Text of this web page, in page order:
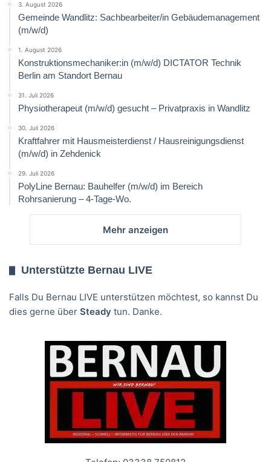
3. August 2026
Gemeinde Wandlitz: Sachbearbeiter/in Gebäudemanagement
(m/w/d)
1. August 2026
Konstruktionsmechaniker:in (m/w/d) DICTATOR Technik
Berlin am Standort Bernau
31. Juli 2026
Physiotherapeut (m/w/d) gesucht – Privatpraxis in Wandlitz
30. Juli 2026
Kraftfahrer mit Hausmeisterdienst / Hausreinigungsdienst
(m/w/d) in Zehdenick
29. Juli 2026
PolyLine Bernau: Bauhelfer (m/w/d) im Bereich
Rohrsanierung – 4-Tage-Wo.
Mehr anzeigen
Unterstützte Bernau LIVE
Falls Du Bernau LIVE unterstützen möchtest, so kannst Du
dies gerne über Steady tun. Danke.